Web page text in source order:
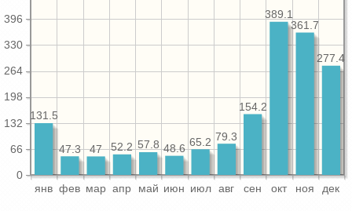
янв фев мар апр май июн июл авг сен окт ноя дек
0
66
132
198
264
330
396
277.4
361.7
389.1
154.2
79.3
65.2
48.6
57.8
52.2
47
47.3
131.5